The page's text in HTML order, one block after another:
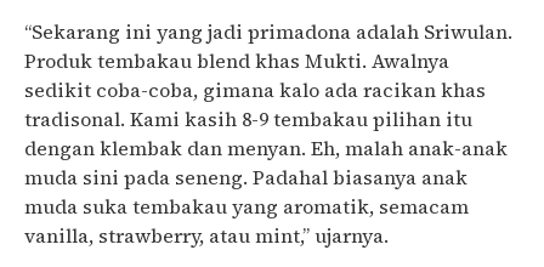
“Sekarang ini yang jadi primadona adalah Sriwulan.
Produk tembakau blend khas Mukti. Awalnya
sedikit coba-coba, gimana kalo ada racikan khas
tradisonal. Kami kasih 8-9 tembakau pilihan itu
dengan klembak dan menyan. Eh, malah anak-anak
muda sini pada seneng. Padahal biasanya anak
muda suka tembakau yang aromatik, semacam
vanilla, strawberry, atau mint,” ujarnya.